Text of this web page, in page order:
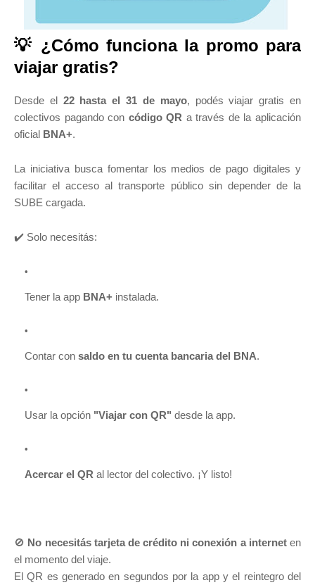
💡 ¿Cómo funciona la promo para
viajar gratis?
Desde el 22 hasta el 31 de mayo, podés viajar gratis en
colectivos pagando con código QR a través de la aplicación
oficial BNA+.
La iniciativa busca fomentar los medios de pago digitales y
facilitar el acceso al transporte público sin depender de la
SUBE cargada.
✔️ Solo necesitás:
Tener la app BNA+ instalada.
Contar con saldo en tu cuenta bancaria del BNA.
Usar la opción "Viajar con QR" desde la app.
Acercar el QR al lector del colectivo. ¡Y listo!
🚫 No necesitás tarjeta de crédito ni conexión a interneten
el momento del viaje.
El QR es generado en segundos por la app y el reintegro del